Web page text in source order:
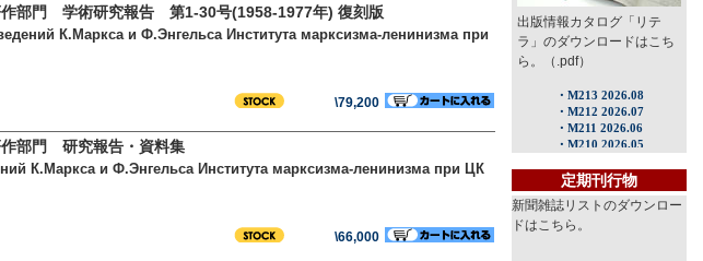
部門 学術研究報告 第1-30号(1958-1977年) 復刻版
К.Маркса и Ф.Энгельса Института марксизма-ленинизма при
\79,200
部門 研究報告・資料集
К.Маркса и Ф.Энгельса Института марксизма-ленинизма при ЦК
\66,000
出版情報カタログ「リテ
ラ」のダウンロードはこち
ら。（.pdf）
定期刊行物
新聞雑誌リストのダウンロー
ドはこちら。